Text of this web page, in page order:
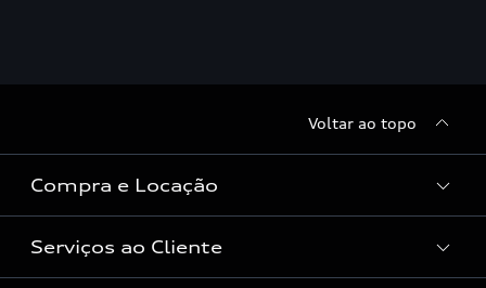
Voltar ao topo
Compra e Locação
Condições Audi
Serviços ao Cliente